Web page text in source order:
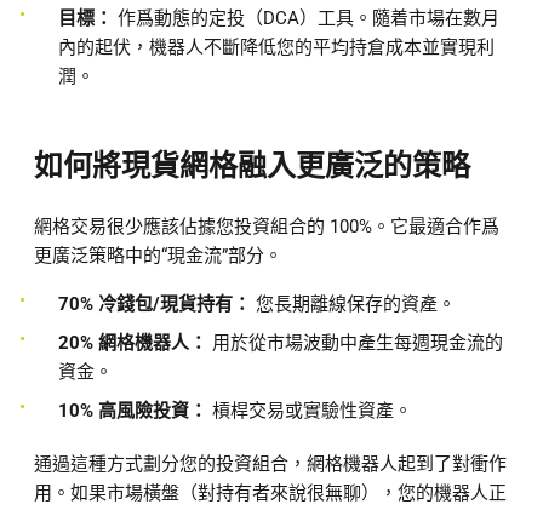
目標： 作爲動態的定投（DCA）工具。隨着市場在數月
內的起伏，機器人不斷降低您的平均持倉成本並實現利
潤。
如何將現貨網格融入更廣泛的策略
網格交易很少應該佔據您投資組合的 100%。它最適合作爲
更廣泛策略中的“現金流”部分。
70% 冷錢包/現貨持有： 您長期離線保存的資產。
20% 網格機器人： 用於從市場波動中產生每週現金流的
資金。
10% 高風險投資： 槓桿交易或實驗性資產。
通過這種方式劃分您的投資組合，網格機器人起到了對衝作
用。如果市場橫盤（對持有者來說很無聊），您的機器人正